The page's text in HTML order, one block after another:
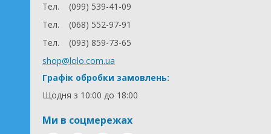
Тел.
(099) 539-41-09
Тел.
(068) 552-97-91
Тел.
(093) 859-73-65
shop@lolo.com.ua
Графік обробки замовлень:
Щодня з 10:00 до 18:00
Ми в соцмережах